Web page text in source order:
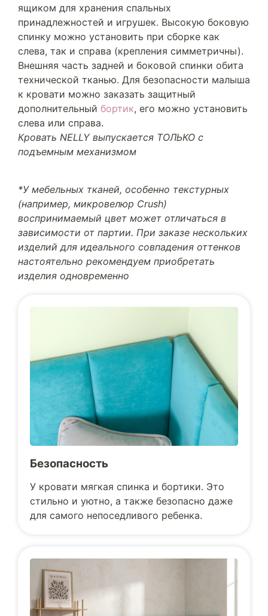
ящиком для хранения спальных
принадлежностей и игрушек. Высокую боковую
спинку можно установить при сборке как
слева, так и справа (крепления симметричны).
Внешняя часть задней и боковой спинки обита
технической тканью. Для безопасности малыша
к кровати можно заказать защитный
дополнительный бортик, его можно установить
слева или справа.
Кровать NELLY выпускается ТОЛЬКО с
подъемным механизмом
*У мебельных тканей, особенно текстурных
(например, микровелюр Crush)
воспринимаемый цвет может отличаться в
зависимости от партии. При заказе нескольких
изделий для идеального совпадения оттенков
настоятельно рекомендуем приобретать
изделия одновременно
Безопасность
У кровати мягкая спинка и бортики. Это
стильно и уютно, а также безопасно даже
для самого непоседливого ребенка.